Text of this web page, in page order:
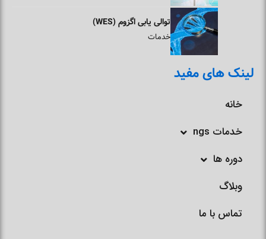
توالی یابی اگزوم (WES)
خدمات
لینک های مفید
خانه
خدمات ngs
دوره ها
وبلاگ
تماس با ما